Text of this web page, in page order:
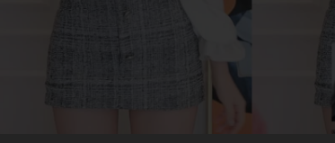
新手报道,扫盲科普帖